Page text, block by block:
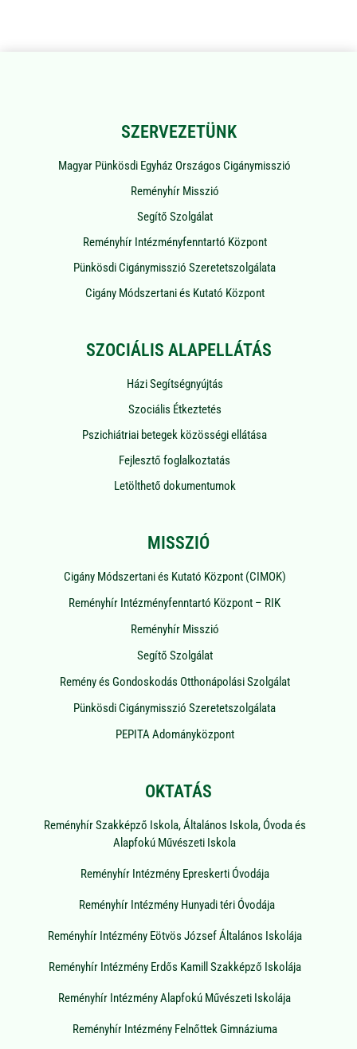
SZERVEZETÜNK
Magyar Pünkösdi Egyház Országos Cigánymisszió
Reményhír Misszió
Segítő Szolgálat
Reményhír Intézményfenntartó Központ
Pünkösdi Cigánymisszió Szeretetszolgálata
Cigány Módszertani és Kutató Központ
SZOCIÁLIS ALAPELLÁTÁS
Házi Segítségnyújtás
Szociális Étkeztetés
Pszichiátriai betegek közösségi ellátása
Fejlesztő foglalkoztatás
Letölthető dokumentumok
MISSZIÓ
Cigány Módszertani és Kutató Központ (CIMOK)
Reményhír Intézményfenntartó Központ – RIK
Reményhír Misszió
Segítő Szolgálat
Remény és Gondoskodás Otthonápolási Szolgálat
Pünkösdi Cigánymisszió Szeretetszolgálata
PEPITA Adományközpont
OKTATÁS
Reményhír Szakképző Iskola, Általános Iskola, Óvoda és
Alapfokú Művészeti Iskola
Reményhír Intézmény Epreskerti Óvodája
Reményhír Intézmény Hunyadi téri Óvodája
Reményhír Intézmény Eötvös József Általános Iskolája
Reményhír Intézmény Erdős Kamill Szakképző Iskolája
Reményhír Intézmény Alapfokú Művészeti Iskolája
Reményhír Intézmény Felnőttek Gimnáziuma